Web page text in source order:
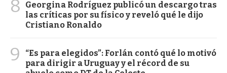
8
Georgina Rodríguez publicó un descargo tras
las críticas por su físico y reveló qué le dijo
Cristiano Ronaldo
9
“Es para elegidos”: Forlán contó qué lo motivó
para dirigir a Uruguay y el récord de su